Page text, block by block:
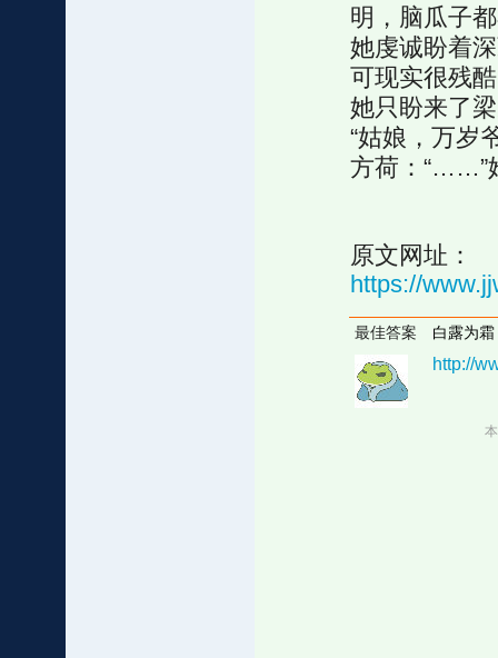
明，脑瓜子
她虔诚盼着
可现实很残
她只盼来了
“姑娘，万岁
方荷：“……”
原文网址：
https://
最佳答案 白露为霜
http://